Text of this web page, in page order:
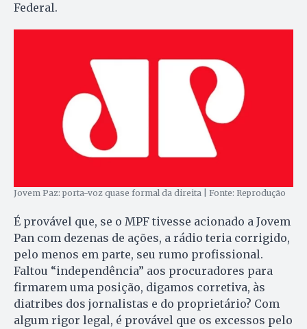
Federal.
Jovem Paz: porta-voz quase formal da direita | Fonte: Reprodução
É provável que, se o MPF tivesse acionado a Jovem
Pan com dezenas de ações, a rádio teria corrigido,
pelo menos em parte, seu rumo profissional.
Faltou “independência” aos procuradores para
firmarem uma posição, digamos corretiva, às
diatribes dos jornalistas e do proprietário? Com
algum rigor legal, é provável que os excessos pelo